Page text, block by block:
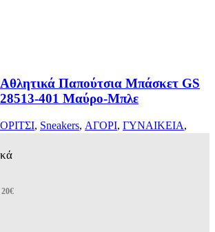
Παπούτσια Μπάσκετ GS
401 Μαύρο-Μπλε
, Sneakers, ΑΓΟΡΙ, ΓΥΝΑΙΚΕΙΑ,